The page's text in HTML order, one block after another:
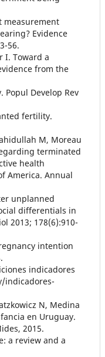
measurement
Evidence
56.
I. Toward a
from the
Popul Develop Rev
fertility.
M, Moreau
terminated
health
America. Annual
unplanned
differentials in
2013; 178(6):910-
intention
indicadores
indicadores-
N, Medina
en Uruguay.
2015.
a review and a